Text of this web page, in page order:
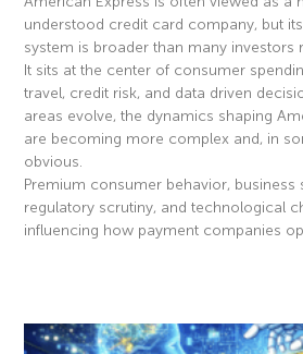
understood credit card company, but
system is broader than many investors
It sits at the center of consumer
travel, credit risk, and data driven
areas evolve, the dynamics shaping
are becoming more complex and, in
obvious.
Premium consumer behavior, business
regulatory scrutiny, and technological
influencing how payment companies